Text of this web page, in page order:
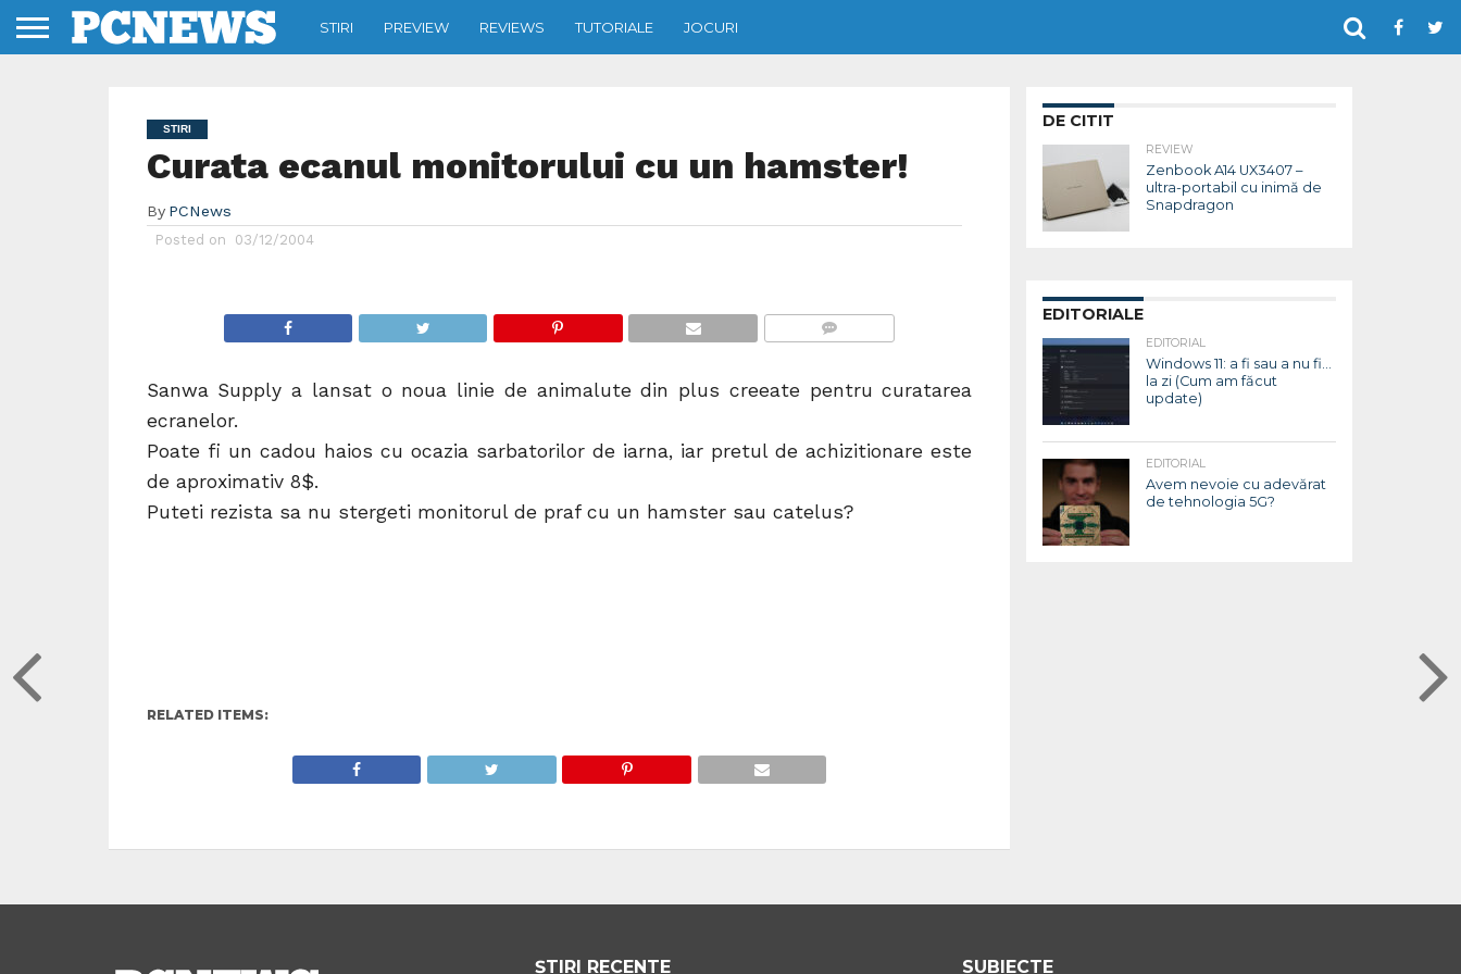
STIRI PREVIEW REVIEWS TUTORIALE JOCURI
STIRI
Curata ecanul monitorului cu un hamster!
By PCNews
Posted on 03/12/2004
Sanwa Supply a lansat o noua linie de animalute din plus creeate pentru curatarea
ecranelor.
Poate fi un cadou haios cu ocazia sarbatorilor de iarna, iar pretul de achizitionare este
de aproximativ 8$.
Puteti rezista sa nu stergeti monitorul de praf cu un hamster sau catelus?
RELATED ITEMS:
DE CITIT
REVIEW
Zenbook A14 UX3407 –
ultra-portabil cu inimă de
Snapdragon
EDITORIALE
EDITORIAL
Windows 11: a fi sau a nu fi…
la zi (Cum am făcut
update)
EDITORIAL
Avem nevoie cu adevărat
de tehnologia 5G?
ȘTIRI RECENTE SUBIECTE